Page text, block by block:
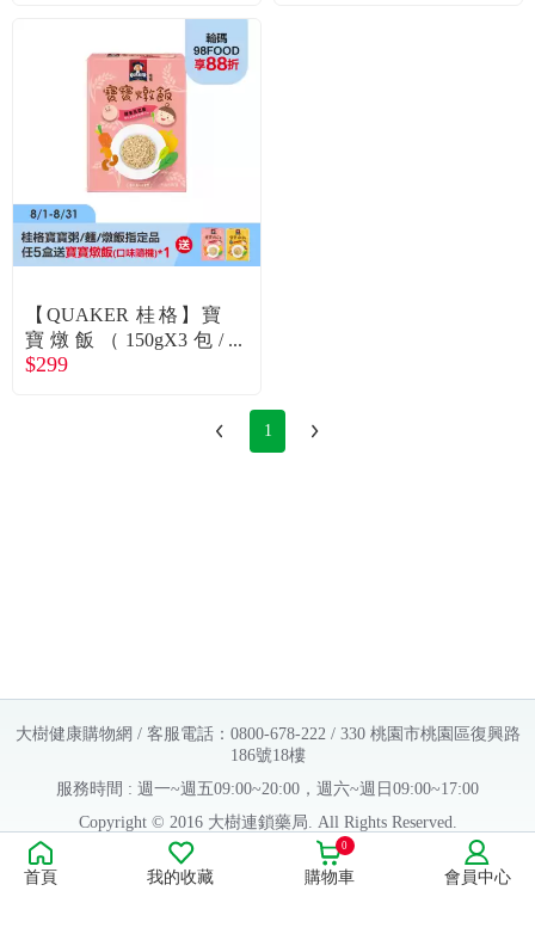
【QUAKER 桂格】寶
寶燉飯（150gX3包/
盒）腰果菠菜豬
$299
1
大樹健康購物網 / 客服電話：0800-678-222 / 330 桃園市桃園區復興路
186號18樓
服務時間 : 週一~週五09:00~20:00，週六~週日09:00~17:00
Copyright © 2016 大樹連鎖藥局. All Rights Reserved.
販售業者資料：
許可執照字號：桃字市藥販字第623202B480 號
首頁 我的收藏 購物車
0
會員中心